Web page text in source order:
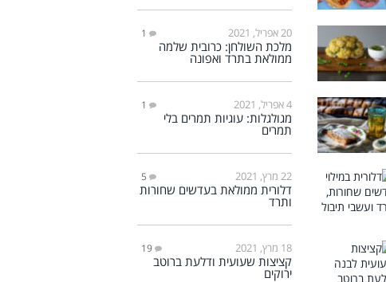
20 אפריל, 2021 1
מלכת השולחן: כרובית שלמה
ממולאת בתרד ואפונה
4 אפריל, 2021 1
מגולגלות: עוגיות תמרים בלי
תמרים
22 מרץ, 2021 5
דלורית ממולאת בעדשים שחורות
ותרד
18 מרץ, 2021 19
קציצות שעועית ודלעת ברוטב
ירוקים